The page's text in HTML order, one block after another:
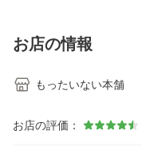
お店の情報
もったいない本舗
お店の評価：